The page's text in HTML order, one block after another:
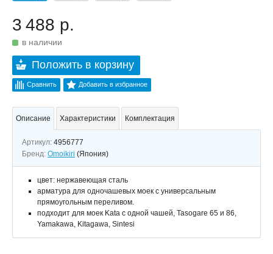
3 488 р.
в наличии
Положить в корзину
Сравнить Добавить в избранное
Описание Характеристики Комплектация
Артикул: 4956777
Бренд: Omoikiri (Япония)
цвет: нержавеющая сталь
арматура для одночашевых моек с универсальным
прямоугольным переливом.
подходит для моек Kata c одной чашей, Tasogare 65 и 86,
Yamakawa, Kitagawa, Sintesi